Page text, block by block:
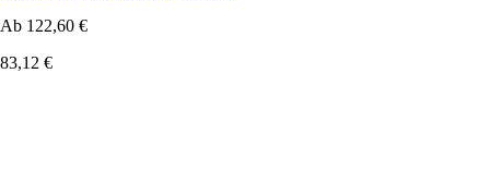
Ab 122,60 €
83,12 €